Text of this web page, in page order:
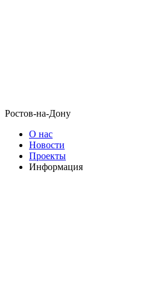
Ростов-на-Дону
О нас
Новости
Проекты
Информация